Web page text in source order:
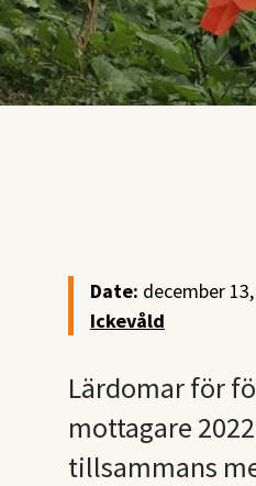
Date: december
Ickevåld
Lärdomar för
mottagare
tillsammans